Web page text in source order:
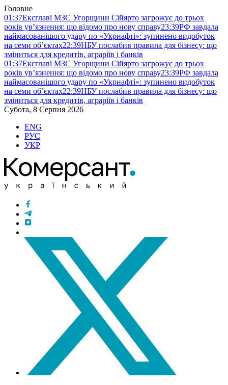
Головне
01:37Ексглаві МЗС Угорщини Сійярто загрожує до трьох
років ув’язнення: що відомо про нову справу23:39РФ завдала
наймасованішого удару по «Укрнафті»: зупинено видобуток
на семи об’єктах22:39НБУ послабив правила для бізнесу: що
зміниться для кредитів, аграріїв і банків
01:37Ексглаві МЗС Угорщини Сійярто загрожує до трьох
років ув’язнення: що відомо про нову справу23:39РФ завдала
наймасованішого удару по «Укрнафті»: зупинено видобуток
на семи об’єктах22:39НБУ послабив правила для бізнесу: що
зміниться для кредитів, аграріїв і банків
Субота, 8 Серпня 2026
ENG
РУС
УКР